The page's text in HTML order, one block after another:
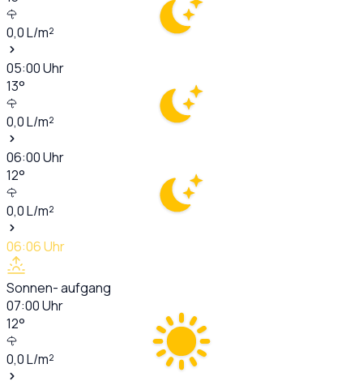
0,0L/m²
05:00Uhr
13°
0,0L/m²
06:00Uhr
12°
0,0L/m²
06:06Uhr
Sonnen- aufgang
07:00Uhr
12°
0,0L/m²